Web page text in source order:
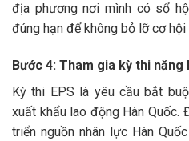
địa phương nơi mình có sổ
đúng hạn để không bỏ lỡ cơ hội
Bước 4: Tham gia kỳ thi năng
Kỳ thi EPS là yêu cầu bắt
xuất khẩu lao động Hàn Quốc.
triển nguồn nhân lực Hàn